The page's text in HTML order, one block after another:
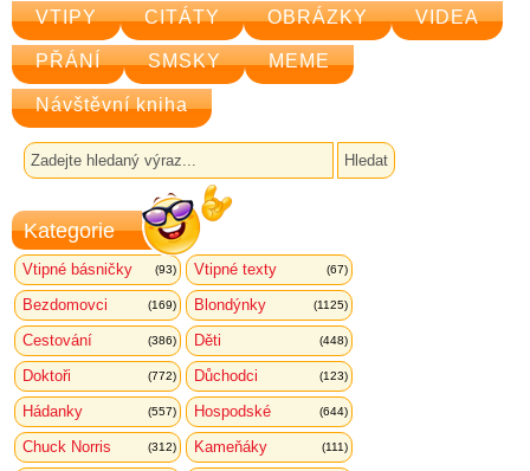
VTIPY CITÁTY OBRÁZKY VIDEA
PŘÁNÍ SMSKY MEME
Návštěvní kniha
Kategorie
Vtipné básničky (93) Vtipné texty (67)
Bezdomovci (169) Blondýnky (1125)
Cestování (386) Děti (448)
Doktoři (772) Důchodci (123)
Hádanky (557) Hospodské (644)
Chuck Norris (312) Kameňáky (111)